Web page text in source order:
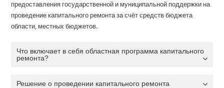
предоставления государственной и муниципальной поддержки на
проведение капитального ремонта за счёт средств бюджета
области, местных бюджетов.
Что включает в себя областная программа капитального
ремонта?
Решение о проведении капитального ремонта